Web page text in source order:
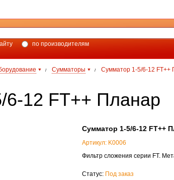
по производителям
/ Сумматоры / Сумматор 1-5/6-12 FТ++
12 FТ++ Планар
Сумматор 1-5/6-12 FТ++
Артикул: K0006
Фильтр сложения серии FT.
Статус: Под заказ